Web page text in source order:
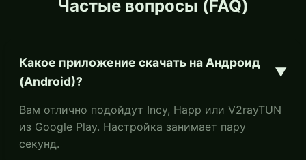
Частые вопросы (FAQ)
Какое приложение скачать на Андроид
(Android)?
▼
Вам отлично подойдут Incy, Happ или V2rayTUN
из Google Play. Настройка занимает пару
секунд.